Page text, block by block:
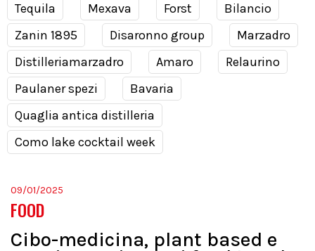
Tequila
Mexava Forst
Bilancio
Zanin 1895
Disaronno group
Marzadro
Distilleriamarzadro
Amaro
Relaurino
Paulaner spezi
Bavaria
Quaglia antica distilleria
Como lake cocktail week
09/01/2025
FOOD
Cibo-medicina, plant based e